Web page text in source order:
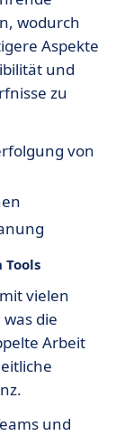
wodurch
Aspekte
und
zu
von
vielen
die
Arbeit
und